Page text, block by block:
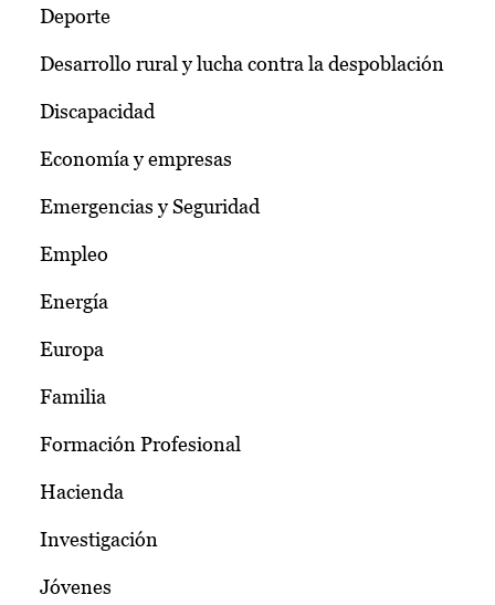
Deporte
Desarrollo rural y lucha contra la despoblación
Discapacidad
Economía y empresas
Emergencias y Seguridad
Empleo
Energía
Europa
Familia
Formación Profesional
Hacienda
Investigación
Jóvenes